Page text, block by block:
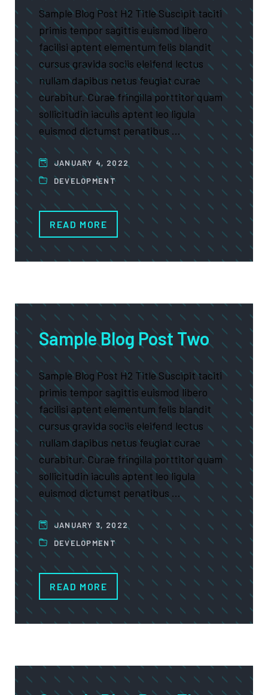
Sample Blog Post H2 Title Suscipit taciti
primis tempor sagittis euismod libero
facilisi aptent elementum felis blandit
cursus gravida sociis eleifend lectus
nullam dapibus netus feugiat curae
curabitur. Curae fringilla porttitor quam
sollicitudin iaculis aptent leo ligula
euismod dictumst penatibus …
JANUARY 4, 2022
DEVELOPMENT
READ MORE
Sample Blog Post Two
Sample Blog Post H2 Title Suscipit taciti
primis tempor sagittis euismod libero
facilisi aptent elementum felis blandit
cursus gravida sociis eleifend lectus
nullam dapibus netus feugiat curae
curabitur. Curae fringilla porttitor quam
sollicitudin iaculis aptent leo ligula
euismod dictumst penatibus …
JANUARY 3, 2022
DEVELOPMENT
READ MORE